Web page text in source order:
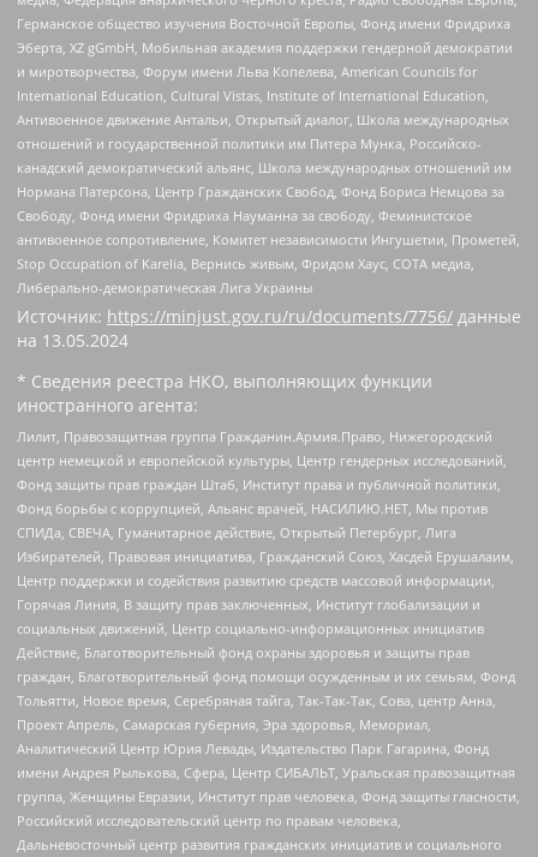
Германское общество изучения Восточной Европы, Фонд имени Фридриха
Эберта, XZ gGmbH, Мобильная академия поддержки гендерной демократии
и миротворчества, Форум имени Льва Копелева, American Councils for
International Education, Cultural Vistas, Institute of International Education,
Антивоенное движение Антальи, Открытый диалог, Школа международных
отношений и государственной политики им Питера Мунка, Российско-
канадский демократический альянс, Школа международных отношений им
Нормана Патерсона, Центр Гражданских Свобод, Фонд Бориса Немцова за
Свободу, Фонд имени Фридриха Науманна за свободу, Феминистское
антивоенное сопротивление, Комитет независимости Ингушетии, Прометей,
Stop Occupation of Karelia, Вернись живым, Фридом Хаус, СОТА медиа,
Либерально-демократическая Лига Украины
Источник: https://minjust.gov.ru/ru/documents/7756/ данные
на 13.05.2024
* Сведения реестра НКО, выполняющих функции
иностранного агента:
Лилит, Правозащитная группа Гражданин.Армия.Право, Нижегородский
центр немецкой и европейской культуры, Центр гендерных исследований,
Фонд защиты прав граждан Штаб, Институт права и публичной политики,
Фонд борьбы с коррупцией, Альянс врачей, НАСИЛИЮ.НЕТ, Мы против
СПИДа, СВЕЧА, Гуманитарное действие, Открытый Петербург, Лига
Избирателей, Правовая инициатива, Гражданский Союз, Хасдей Ерушалаим,
Центр поддержки и содействия развитию средств массовой информации,
Горячая Линия, В защиту прав заключенных, Институт глобализации и
социальных движений, Центр социально-информационных инициатив
Действие, Благотворительный фонд охраны здоровья и защиты прав
граждан, Благотворительный фонд помощи осужденным и их семьям, Фонд
Тольятти, Новое время, Серебряная тайга, Так-Так-Так, Сова, центр Анна,
Проект Апрель, Самарская губерния, Эра здоровья, Мемориал,
Аналитический Центр Юрия Левады, Издательство Парк Гагарина, Фонд
имени Андрея Рылькова, Сфера, Центр СИБАЛЬТ, Уральская правозащитная
группа, Женщины Евразии, Институт прав человека, Фонд защиты гласности,
Российский исследовательский центр по правам человека,
Дальневосточный центр развития гражданских инициатив и социального